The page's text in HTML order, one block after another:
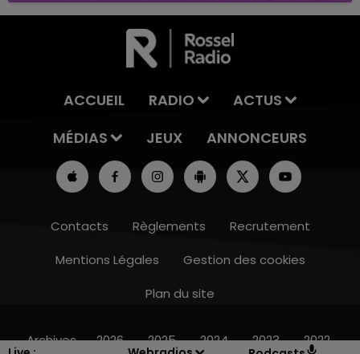
ACCUEIL RADIO
ACTUS
MÉDIAS
JEUX ANNONCEURS
Contacts Règlements
Recrutement
Mentions Légales
Gestion des cookies
Plan du site
Archives 2026 2025 2024 2023 2022